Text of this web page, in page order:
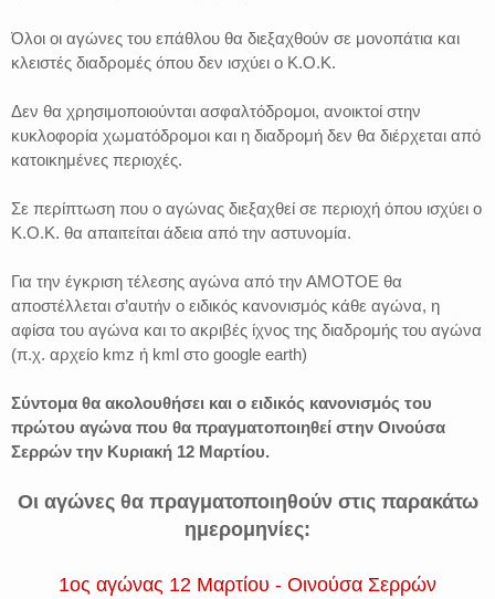
Όλοι οι αγώνες του επάθλου θα διεξαχθούν σε μονοπάτια και
κλειστές διαδρομές όπου δεν ισχύει ο Κ.Ο.Κ.
Δεν θα χρησιμοποιούνται ασφαλτόδρομοι, ανοικτοί στην
κυκλοφορία χωματόδρομοι και η διαδρομή δεν θα διέρχεται από
κατοικημένες περιοχές.
Σε περίπτωση που ο αγώνας διεξαχθεί σε περιοχή όπου ισχύει ο
Κ.Ο.Κ. θα απαιτείται άδεια από την αστυνομία.
Για την έγκριση τέλεσης αγώνα από την ΑΜΟΤΟΕ θα
αποστέλλεται σ’αυτήν ο ειδικός κανονισμός κάθε αγώνα, η
αφίσα του αγώνα και το ακριβές ίχνος της διαδρομής του αγώνα
(π.χ. αρχείο kmz ή kml στο google earth)
Σύντομα θα ακολουθήσει και ο ειδικός κανονισμός του
πρώτου αγώνα που θα πραγματοποιηθεί στην Oινούσα
Σερρών την Κυριακή 12 Μαρτίου.
Οι αγώνες θα πραγματοποιηθούν στις παρακάτω
ημερομηνίες:
1ος αγώνας 12 Μαρτίου - Οινούσα Σερρών